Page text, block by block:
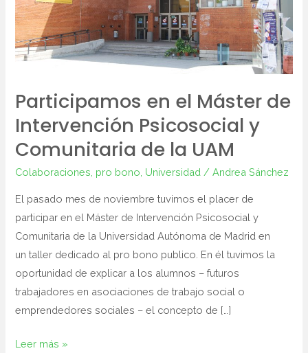
Participamos en el Máster de
Intervención Psicosocial y
Comunitaria de la UAM
Colaboraciones pro bono Universidad /Andrea Sánchez
El pasado mes de noviembre tuvimos el placer de
participar en el Máster de Intervención Psicosocial y
Comunitaria de la Universidad Autónoma de Madrid en
un taller dedicado al pro bono publico. En él tuvimos la
oportunidad de explicar a los alumnos – futuros
trabajadores en asociaciones de trabajo social o
emprendedores sociales – el concepto de […]
Psicosocial
y
Comunitaria
de
UAM
Leer más »